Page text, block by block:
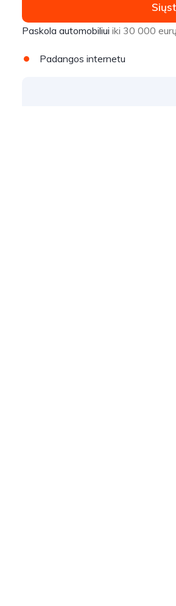
Paskola automobiliui iki 30 000 eurų
Padangos internetu